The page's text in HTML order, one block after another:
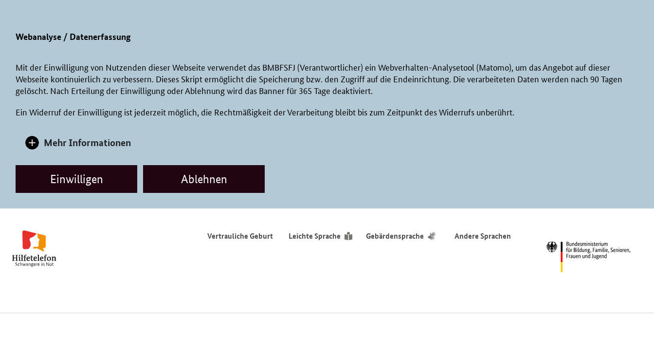
Webanalyse / Datenerfassung
Mit der Einwilligung von Nutzenden dieser Webseite verwendet das BMBFSFJ (Verantwortlicher) ein Webverhalten-Analysetool (Matomo), um das Angebot auf dieser
Webseite kontinuierlich zu verbessern. Dieses Skript ermöglicht die Speicherung bzw. den Zugriff auf die Endeinrichtung. Die verarbeiteten Daten werden nach 90 Tagen
gelöscht. Nach Erteilung der Einwilligung oder Ablehnung wird das Banner für 365 Tage deaktiviert.
Ein Widerruf der Einwilligung ist jederzeit möglich, die Rechtmäßigkeit der Verarbeitung bleibt bis zum Zeitpunkt des Widerrufs unberührt.
Mehr Informationen
Einwilligen Ablehnen
Vertrauliche Geburt Leichte Sprache Gebärdensprache Andere Sprachen